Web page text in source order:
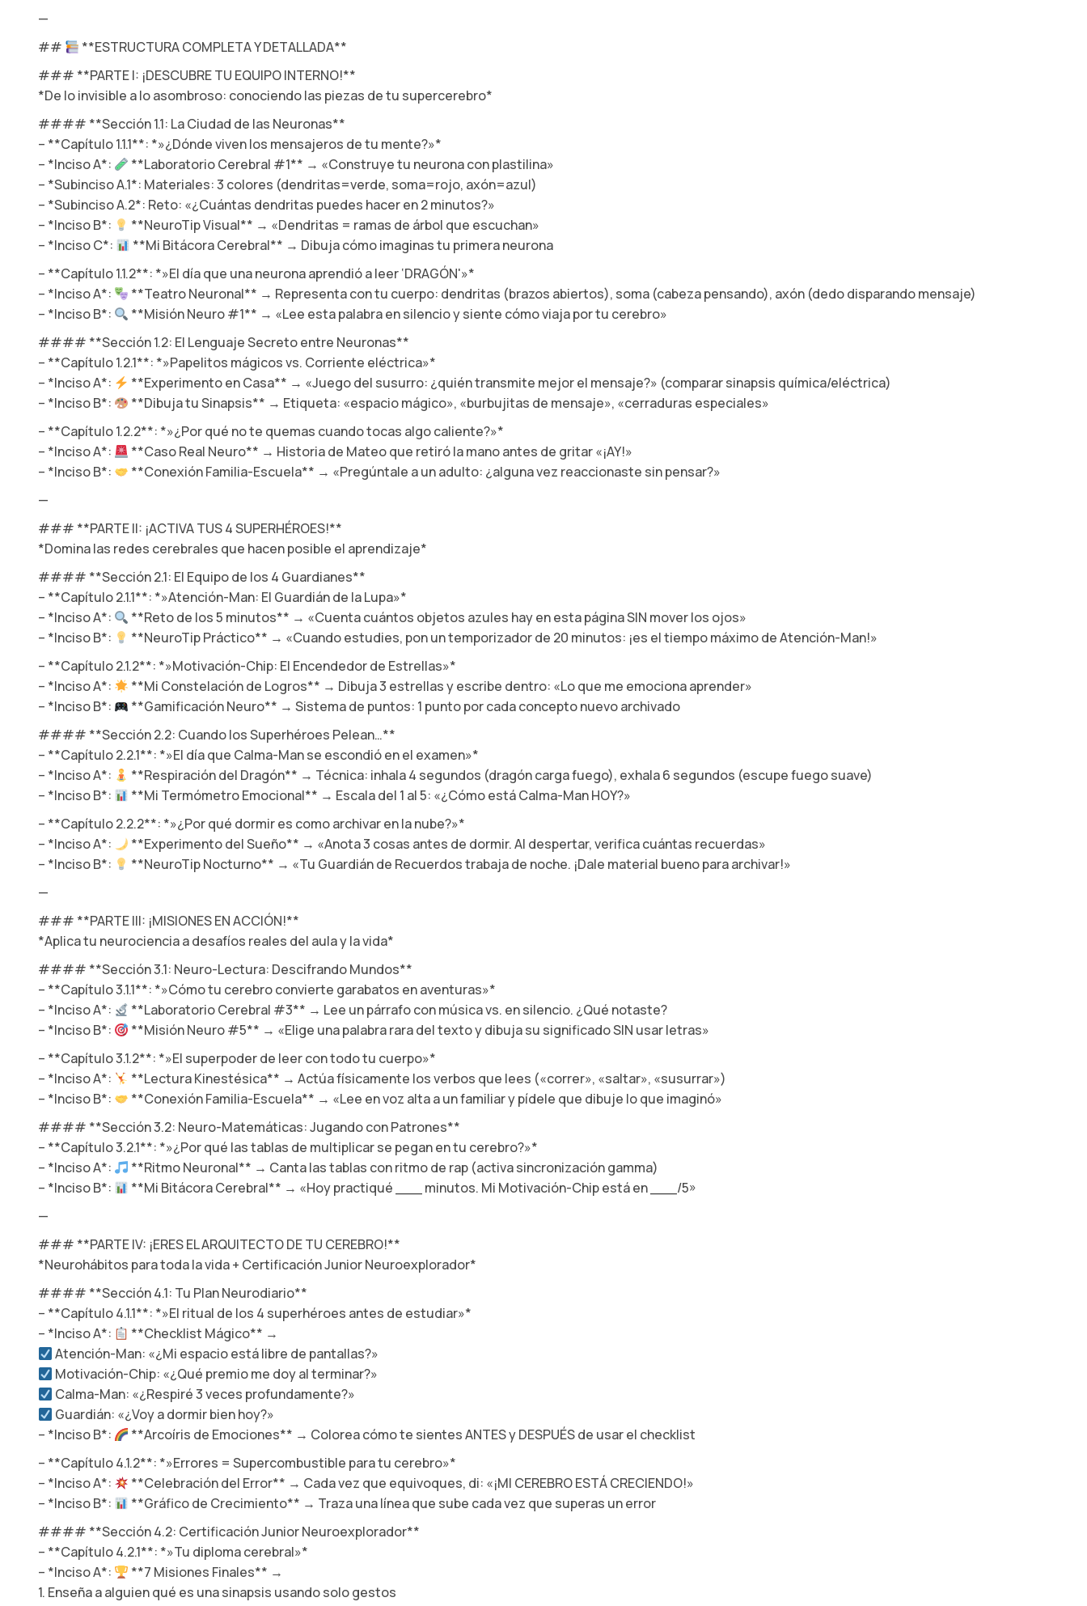
—
##
**ESTRUCTURA COMPLETA Y DETALLADA**
### **PARTE I: ¡DESCUBRE TU EQUIPO INTERNO!**
*De lo invisible a lo asombroso: conociendo las piezas de tu supercerebro*
#### **Sección 1.1: La Ciudad de las Neuronas**
– **Capítulo 1.1.1**: *»¿Dónde viven los mensajeros de tu mente?»*
– *Inciso A*:
**Laboratorio Cerebral #1** → «Construye tu neurona con plastilina»
– *Subinciso A.1*: Materiales: 3 colores (dendritas=verde, soma=rojo, axón=azul)
– *Subinciso A.2*: Reto: «¿Cuántas dendritas puedes hacer en 2 minutos?»
– *Inciso B*:
**NeuroTip Visual** → «Dendritas = ramas de árbol que escuchan»
– *Inciso C*:
**Mi Bitácora Cerebral** → Dibuja cómo imaginas tu primera neurona
– **Capítulo 1.1.2**: *»El día que una neurona aprendió a leer ‘DRAGÓN'»*
– *Inciso A*:
**Teatro Neuronal** → Representa con tu cuerpo: dendritas (brazos abiertos), soma (cabeza pensando), axón (dedo disparando mensaje)
– *Inciso B*:
**Misión Neuro #1** → «Lee esta palabra en silencio y siente cómo viaja por tu cerebro»
#### **Sección 1.2: El Lenguaje Secreto entre Neuronas**
– **Capítulo 1.2.1**: *»Papelitos mágicos vs. Corriente eléctrica»*
– *Inciso A*:
**Experimento en Casa** → «Juego del susurro: ¿quién transmite mejor el mensaje?» (comparar sinapsis química/eléctrica)
– *Inciso B*:
**Dibuja tu Sinapsis** → Etiqueta: «espacio mágico», «burbujitas de mensaje», «cerraduras especiales»
– **Capítulo 1.2.2**: *»¿Por qué no te quemas cuando tocas algo caliente?»*
– *Inciso A*:
**Caso Real Neuro** → Historia de Mateo que retiró la mano antes de gritar «¡AY!»
– *Inciso B*:
**Conexión Familia-Escuela** → «Pregúntale a un adulto: ¿alguna vez reaccionaste sin pensar?»
—
### **PARTE II: ¡ACTIVA TUS 4 SUPERHÉROES!**
*Domina las redes cerebrales que hacen posible el aprendizaje*
#### **Sección 2.1: El Equipo de los 4 Guardianes**
– **Capítulo 2.1.1**: *»Atención-Man: El Guardián de la Lupa»*
– *Inciso A*:
**Reto de los 5 minutos** → «Cuenta cuántos objetos azules hay en esta página SIN mover los ojos»
– *Inciso B*:
**NeuroTip Práctico** → «Cuando estudies, pon un temporizador de 20 minutos: ¡es el tiempo máximo de Atención-Man!»
– **Capítulo 2.1.2**: *»Motivación-Chip: El Encendedor de Estrellas»*
– *Inciso A*:
**Mi Constelación de Logros** → Dibuja 3 estrellas y escribe dentro: «Lo que me emociona aprender»
– *Inciso B*:
**Gamificación Neuro** → Sistema de puntos: 1 punto por cada concepto nuevo archivado
#### **Sección 2.2: Cuando los Superhéroes Pelean…**
– **Capítulo 2.2.1**: *»El día que Calma-Man se escondió en el examen»*
– *Inciso A*:
**Respiración del Dragón** → Técnica: inhala 4 segundos (dragón carga fuego), exhala 6 segundos (escupe fuego suave)
– *Inciso B*:
**Mi Termómetro Emocional** → Escala del 1 al 5: «¿Cómo está Calma-Man HOY?»
– **Capítulo 2.2.2**: *»¿Por qué dormir es como archivar en la nube?»*
– *Inciso A*:
**Experimento del Sueño** → «Anota 3 cosas antes de dormir. Al despertar, verifica cuántas recuerdas»
– *Inciso B*:
**NeuroTip Nocturno** → «Tu Guardián de Recuerdos trabaja de noche. ¡Dale material bueno para archivar!»
—
### **PARTE III: ¡MISIONES EN ACCIÓN!**
*Aplica tu neurociencia a desafíos reales del aula y la vida*
#### **Sección 3.1: Neuro-Lectura: Descifrando Mundos**
– **Capítulo 3.1.1**: *»Cómo tu cerebro convierte garabatos en aventuras»*
– *Inciso A*:
**Laboratorio Cerebral #3** → Lee un párrafo con música vs. en silencio. ¿Qué notaste?
– *Inciso B*:
**Misión Neuro #5** → «Elige una palabra rara del texto y dibuja su significado SIN usar letras»
– **Capítulo 3.1.2**: *»El superpoder de leer con todo tu cuerpo»*
– *Inciso A*:
**Lectura Kinestésica** → Actúa físicamente los verbos que lees («correr», «saltar», «susurrar»)
– *Inciso B*:
**Conexión Familia-Escuela** → «Lee en voz alta a un familiar y pídele que dibuje lo que imaginó»
#### **Sección 3.2: Neuro-Matemáticas: Jugando con Patrones**
– **Capítulo 3.2.1**: *»¿Por qué las tablas de multiplicar se pegan en tu cerebro?»*
– *Inciso A*:
**Ritmo Neuronal** → Canta las tablas con ritmo de rap (activa sincronización gamma)
– *Inciso B*:
**Mi Bitácora Cerebral** → «Hoy practiqué ___ minutos. Mi Motivación-Chip está en ___/5»
—
### **PARTE IV: ¡ERES EL ARQUITECTO DE TU CEREBRO!**
*Neurohábitos para toda la vida + Certificación Junior Neuroexplorador*
#### **Sección 4.1: Tu Plan Neurodiario**
– **Capítulo 4.1.1**: *»El ritual de los 4 superhéroes antes de estudiar»*
– *Inciso A*:
**Checklist Mágico** →
Atención-Man: «¿Mi espacio está libre de pantallas?»
Motivación-Chip: «¿Qué premio me doy al terminar?»
Calma-Man: «¿Respiré 3 veces profundamente?»
Guardián: «¿Voy a dormir bien hoy?»
– *Inciso B*:
**Arcoíris de Emociones** → Colorea cómo te sientes ANTES y DESPUÉS de usar el checklist
– **Capítulo 4.1.2**: *»Errores = Supercombustible para tu cerebro»*
– *Inciso A*:
**Celebración del Error** → Cada vez que equivoques, di: «¡MI CEREBRO ESTÁ CRECIENDO!»
– *Inciso B*:
**Gráfico de Crecimiento** → Traza una línea que sube cada vez que superas un error
#### **Sección 4.2: Certificación Junior Neuroexplorador**
– **Capítulo 4.2.1**: *»Tu diploma cerebral»*
– *Inciso A*:
**7 Misiones Finales** →
1. Enseña a alguien qué es una sinapsis usando solo gestos